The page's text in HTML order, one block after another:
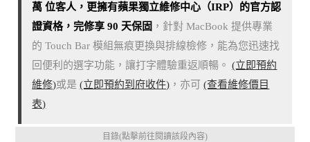
萬 位客人，更擁有蘋果獨立維修中心（IRP）的官方認
證資格，完修享 90 天保固 ，針對 MacBook 提供專業
的 Touch Bar 模組無痕更換與排線檢修，能為您迅速找
回便利的選字功能，讓打字體驗重返順暢。(立即預約
維修)或是(立即預約到府收件) ，亦可(查看維修價目
表)
目錄(點擊前往閱讀該段內容)